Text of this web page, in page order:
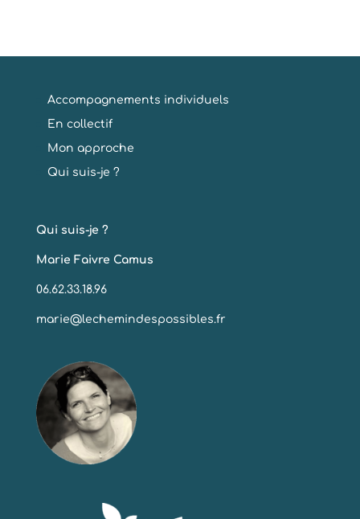
Accompagnements individuels
En collectif
Mon approche
Qui suis-je ?
Qui suis-je ?
Marie Faivre Camus
06.62.33.18.96
marie@lechemindespossibles.fr